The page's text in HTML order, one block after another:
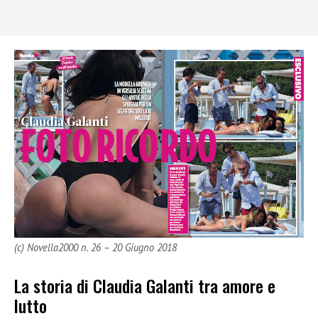
(c) Novella2000 n. 26 – 20 Giugno 2018
La storia di Claudia Galanti tra amore e
lutto